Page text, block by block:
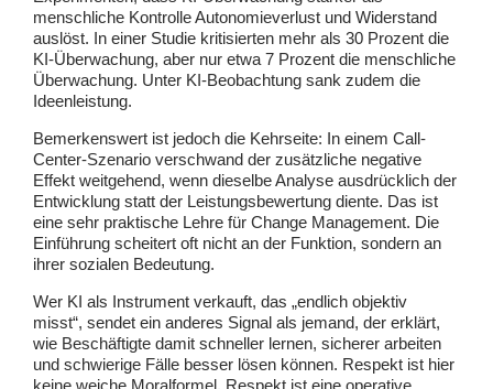
menschliche Kontrolle Autonomieverlust und Widerstand
auslöst. In einer Studie kritisierten mehr als 30 Prozent die
KI-Überwachung, aber nur etwa 7 Prozent die menschliche
Überwachung. Unter KI-Beobachtung sank zudem die
Ideenleistung.
Bemerkenswert ist jedoch die Kehrseite: In einem Call-
Center-Szenario verschwand der zusätzliche negative
Effekt weitgehend, wenn dieselbe Analyse ausdrücklich der
Entwicklung statt der Leistungsbewertung diente. Das ist
eine sehr praktische Lehre für Change Management. Die
Einführung scheitert oft nicht an der Funktion, sondern an
ihrer sozialen Bedeutung.
Wer KI als Instrument verkauft, das „endlich objektiv
misst“, sendet ein anderes Signal als jemand, der erklärt,
wie Beschäftigte damit schneller lernen, sicherer arbeiten
und schwierige Fälle besser lösen können. Respekt ist hier
keine weiche Moralformel. Respekt ist eine operative